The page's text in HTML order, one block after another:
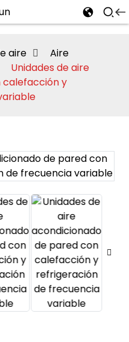
aire
Aire
Unidades de aire
calefacción y